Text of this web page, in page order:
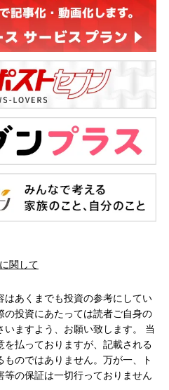
関して
はあくまでも投資の参考にしてい
の投資にあたっては読者ご自身の
ますよう、お願い致します。 当
払っておりますが、記載される
のではありません。万が一、ト
の保証は一切行っておりません